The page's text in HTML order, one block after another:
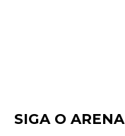
SIGA O ARENA